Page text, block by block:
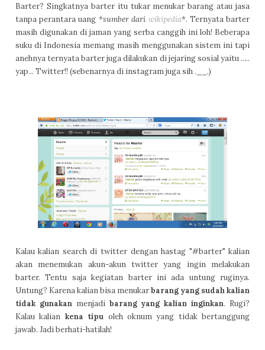
Barter? Singkatnya barter itu tukar menukar barang atau jasa
tanpa perantara uang *sumber dari wikipedia*. Ternyata barter
masih digunakan di jaman yang serba canggih ini loh! Beberapa
suku di Indonesia memang masih menggunakan sistem ini tapi
anehnya ternyata barter juga dilakukan di jejaring sosial yaitu .....
yap... Twitter!! (sebenarnya di instagram juga sih .__.)
Kalau kalian search di twitter dengan hastag "#barter" kalian
akan menemukan akun-akun twitter yang ingin melakukan
barter. Tentu saja kegiatan barter ini ada untung ruginya.
Untung? Karena kalian bisa menukarbarang yang sudah kalian
tidak gunakanmenjadi barang yang kalian inginkan. Rugi?
Kalau kalian kena tipu oleh oknum yang tidak bertanggung
jawab. Jadi berhati-hatilah!